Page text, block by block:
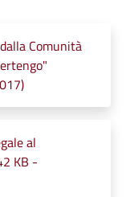
Comunità
al
KB -